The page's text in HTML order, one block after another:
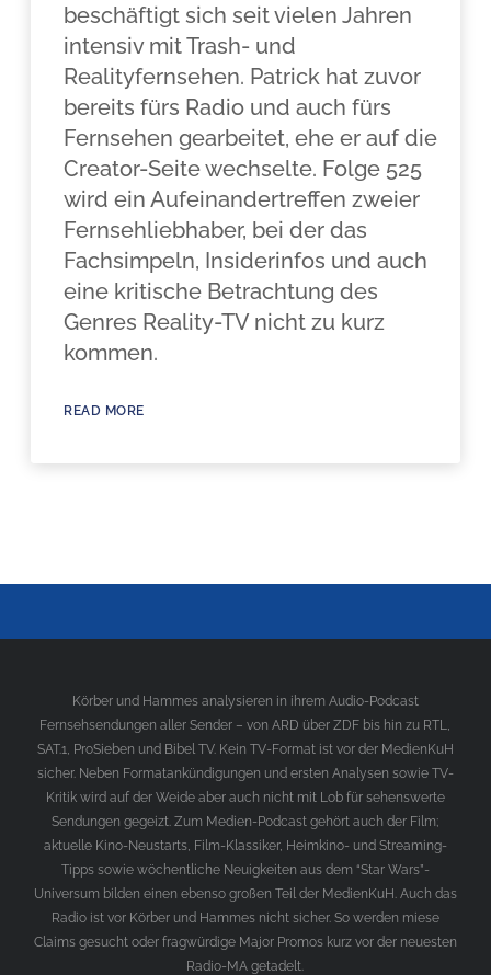
beschäftigt sich seit vielen Jahren
intensiv mit Trash- und
Realityfernsehen. Patrick hat zuvor
bereits fürs Radio und auch fürs
Fernsehen gearbeitet, ehe er auf die
Creator-Seite wechselte. Folge 525
wird ein Aufeinandertreffen zweier
Fernsehliebhaber, bei der das
Fachsimpeln, Insiderinfos und auch
eine kritische Betrachtung des
Genres Reality-TV nicht zu kurz
kommen.
READ MORE
Körber und Hammes analysieren in ihrem Audio-Podcast
Fernsehsendungen aller Sender – von ARD über ZDF bis hin zu RTL,
SAT.1, ProSieben und Bibel TV. Kein TV-Format ist vor der MedienKuH
sicher. Neben Formatankündigungen und ersten Analysen sowie TV-
Kritik wird auf der Weide aber auch nicht mit Lob für sehenswerte
Sendungen gegeizt. Zum Medien-Podcast gehört auch der Film;
aktuelle Kino-Neustarts, Film-Klassiker, Heimkino- und Streaming-
Tipps sowie wöchentliche Neuigkeiten aus dem “Star Wars”-
Universum bilden einen ebenso großen Teil der MedienKuH. Auch das
Radio ist vor Körber und Hammes nicht sicher. So werden miese
Claims gesucht oder fragwürdige Major Promos kurz vor der neuesten
Radio-MA getadelt.